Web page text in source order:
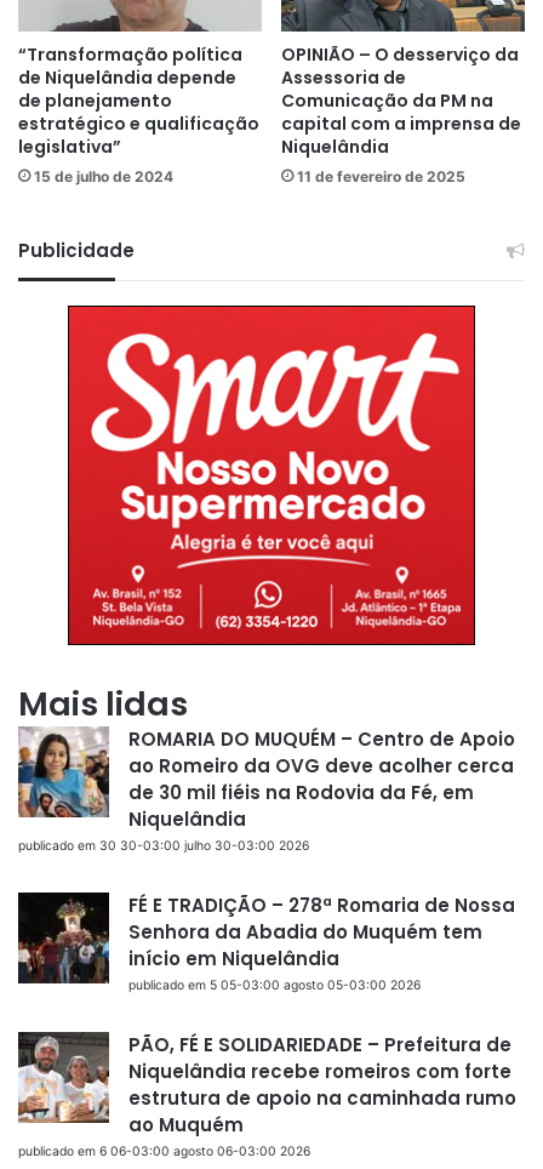
“Transformação política
de Niquelândia depende
de planejamento
estratégico e qualificação
legislativa”
15 de julho de 2024
OPINIÃO – O desserviço da
Assessoria de
Comunicação da PM na
capital com a imprensa de
Niquelândia
11 de fevereiro de 2025
Publicidade
Mais lidas
ROMARIA DO MUQUÉM – Centro de Apoio
ao Romeiro da OVG deve acolher cerca
de 30 mil fiéis na Rodovia da Fé, em
Niquelândia
publicado em 30 30-03:00 julho 30-03:00 2026
FÉ E TRADIÇÃO – 278ª Romaria de Nossa
Senhora da Abadia do Muquém tem
início em Niquelândia
publicado em 5 05-03:00 agosto 05-03:00 2026
PÃO, FÉ E SOLIDARIEDADE – Prefeitura de
Niquelândia recebe romeiros com forte
estrutura de apoio na caminhada rumo
ao Muquém
publicado em 6 06-03:00 agosto 06-03:00 2026